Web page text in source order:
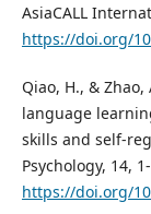
AsiaCALL
https://doi.org/
Qiao, H., &
language
skills and self-
Psychology, 14,
https://doi.org/